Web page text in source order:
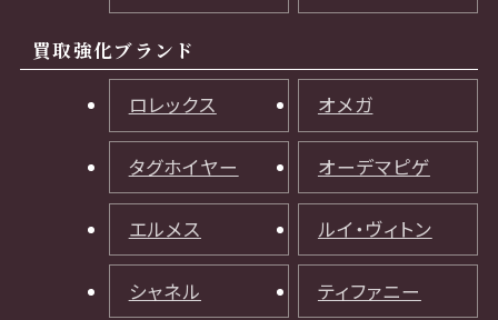
買取強化ブランド
ロレックス オメガ
タグホイヤー オーデマピゲ
エルメス ルイ・ヴィトン
シャネル ティファニー